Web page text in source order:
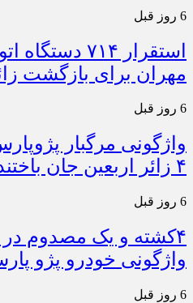
6 روز قبل
استقرار ۷۱۴
مهران برای بازگشت
6 روز قبل
واژگونی مرگبار
۴ زائر اربعین جان باختند
6 روز قبل
۴کشته و یک مصدوم در
واژگونی خودرو پژو
6 روز قبل